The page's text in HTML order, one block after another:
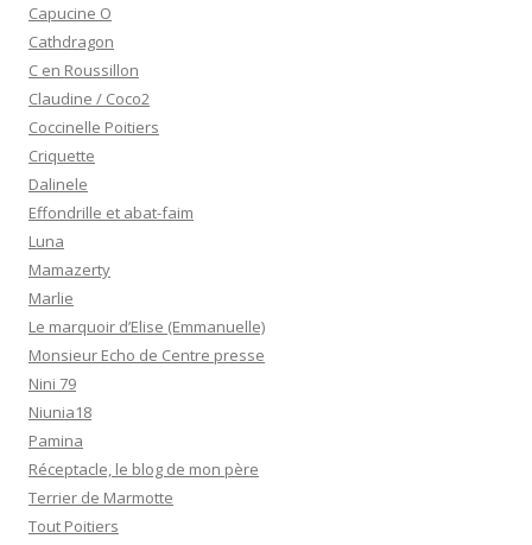
Capucine O
Cathdragon
C en Roussillon
Claudine / Coco2
Coccinelle Poitiers
Criquette
Dalinele
Effondrille et abat-faim
Luna
Mamazerty
Marlie
Le marquoir d’Elise (Emmanuelle)
Monsieur Echo de Centre presse
Nini 79
Niunia18
Pamina
Réceptacle, le blog de mon père
Terrier de Marmotte
Tout Poitiers